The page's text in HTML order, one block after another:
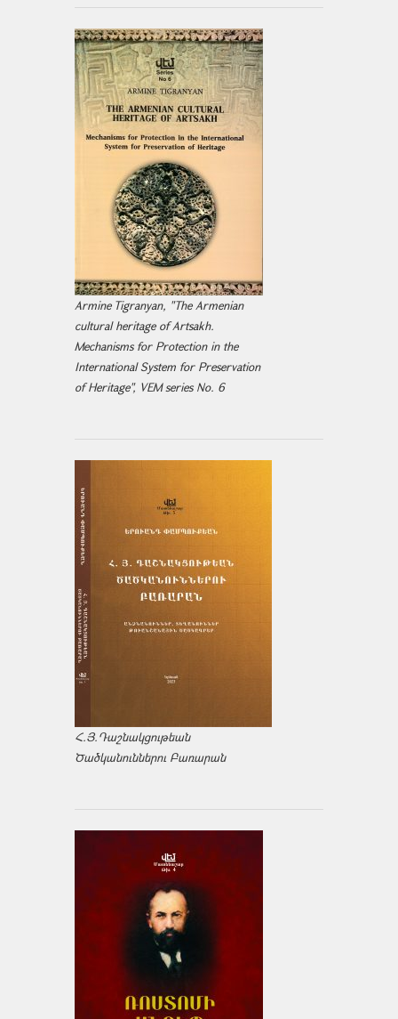
Armine Tigranyan, "The Armenian
cultural heritage of Artsakh.
Mechanisms for Protection in the
International System for Preservation
of Heritage", VEM series No. 6
Հ.Յ.Դաշնակցութեան
Ծածկանուններու Բառարան